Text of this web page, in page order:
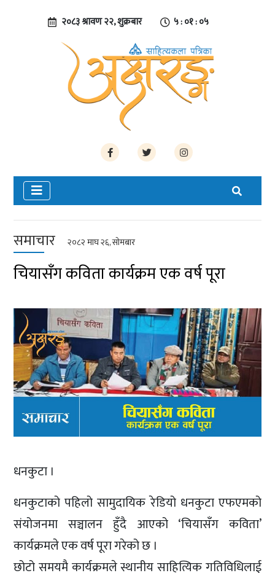
२०८३ श्रावण २२, शुक्रबार ५ : ०१ : ०५
समाचार २०८२ माघ २६, सोमबार
चियासँग कविता कार्यक्रम एक वर्ष पूरा
धनकुटा ।
धनकुटाको पहिलो सामुदायिक रेडियो धनकुटा एफएमको
संयोजनमा सञ्चालन हुँदै आएको ‘चियासँग कविता’
कार्यक्रमले एक वर्ष पूरा गरेको छ ।
छोटो समयमै कार्यक्रमले स्थानीय साहित्यिक गतिविधिलाई